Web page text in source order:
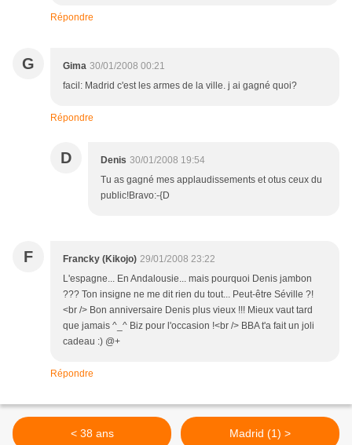
Répondre
G Gima 30/01/2008 00:21
facil: Madrid c'est les armes de la ville. j ai gagné quoi?
Répondre
D Denis 30/01/2008 19:54
Tu as gagné mes applaudissements et otus ceux du
public!Bravo:-{D
F Francky (Kikojo) 29/01/2008 23:22
L'espagne... En Andalousie... mais pourquoi Denis jambon
??? Ton insigne ne me dit rien du tout... Peut-être Séville ?!
<br /> Bon anniversaire Denis plus vieux !!! Mieux vaut tard
que jamais ^_^ Biz pour l'occasion !<br /> BBA t'a fait un joli
cadeau :) @+
Répondre
< 38 ans Madrid (1) >